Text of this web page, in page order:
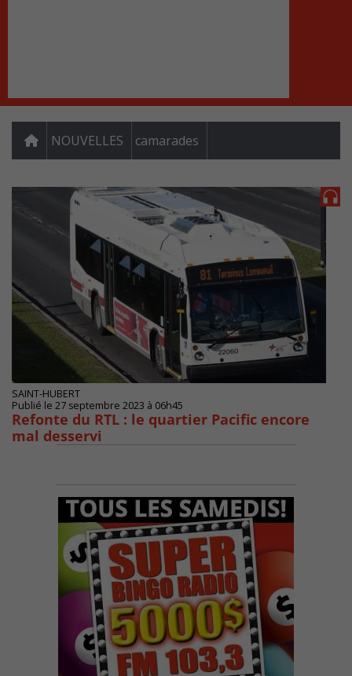
NOUVELLES camarades
SAINT-HUBERT
Publié le 27 septembre 2023 à 06h45
Refonte du RTL : le quartier Pacific encore
mal desservi